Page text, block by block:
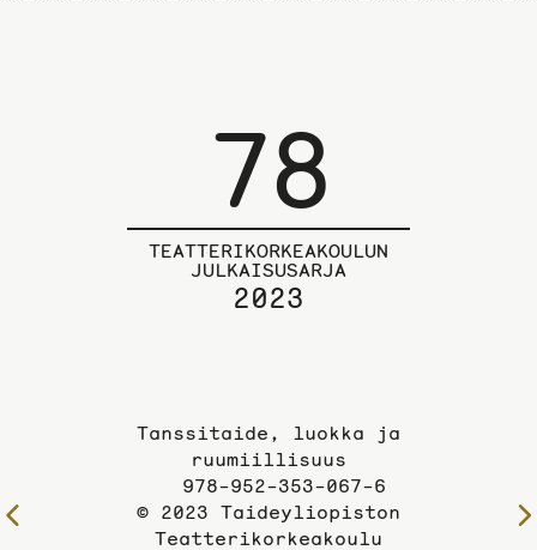
Edelliselle
78
TEATTERIKORKEAKOULUN
JULKAISUSARJA
2023
Tanssitaide, luokka ja
ruumiillisuus
978-952-353-067-6
© 2023 Taideyliopiston
Teatterikorkeakoulu